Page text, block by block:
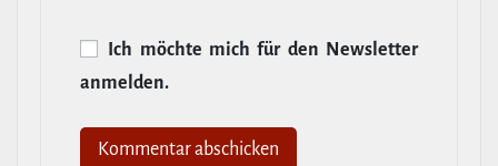
Ich möchte mich für den News­letter
anmelden.